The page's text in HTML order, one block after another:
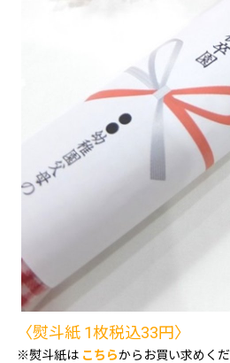
〈熨斗紙 1枚税込33円〉
※熨斗紙は こちらからお買い求めくだ